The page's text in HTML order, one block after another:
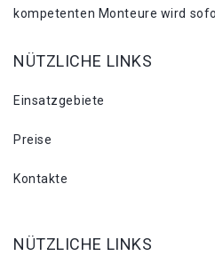
kompetenten Monteure wird
NÜTZLICHE LINKS
Einsatzgebiete
Preise
Kontakte
NÜTZLICHE LINKS